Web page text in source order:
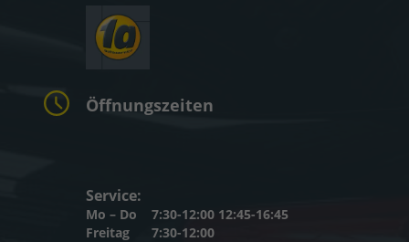
Öffnungszeiten
Service:
Mo – Do
7:30-12:00 12:45-16:45
Freitag
7:30-12:00